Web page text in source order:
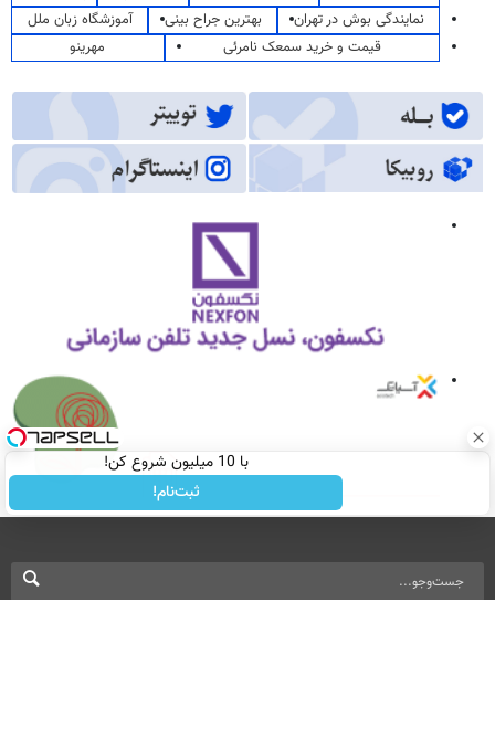
نمایندگی بوش در تهران
بهترین جراح بینی
آموزشگاه زبان ملل
قیمت و خرید سمعک نامرئی
مهرینو
با 10 میلیون شروع کن!
ثبت‌نام!